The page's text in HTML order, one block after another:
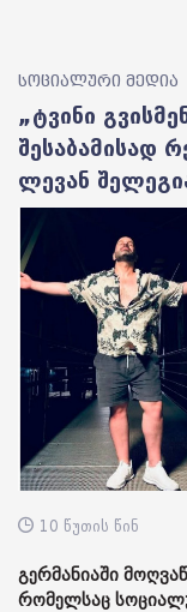
სოციალური მედია
„ტვინი
შესაბამისად
ლევან
10 წუთის წინ
გერმანიაში
რომელსაც